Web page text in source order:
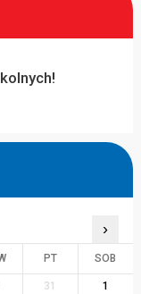
›
PT SOB
31
1